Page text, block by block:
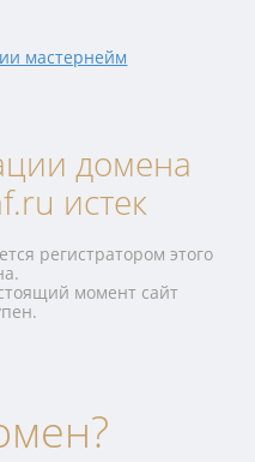
домена
истек
регистратором этого
момент сайт